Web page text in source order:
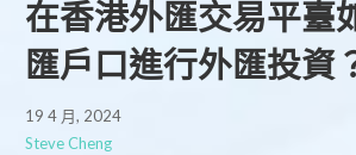
在香港外匯交易平臺
匯戶口進行外匯投資
19 4 月, 2024
Steve Cheng